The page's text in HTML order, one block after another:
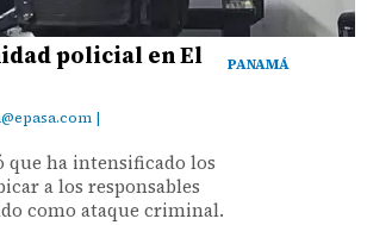
PANAMÁ
policial en El
|
ha intensificado los
a los responsables
como ataque criminal.